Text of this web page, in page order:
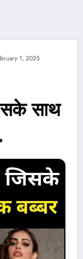
1, 2025
साथ